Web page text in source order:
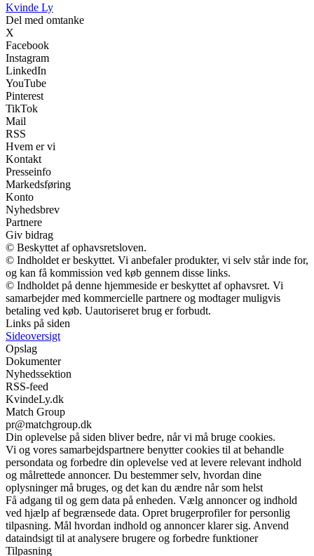
Kvinde Ly
Del med omtanke
X
Facebook
Instagram
LinkedIn
YouTube
Pinterest
TikTok
Mail
RSS
Hvem er vi
Kontakt
Presseinfo
Markedsføring
Konto
Nyhedsbrev
Partnere
Giv bidrag
© Beskyttet af ophavsretsloven.
© Indholdet er beskyttet. Vi anbefaler produkter, vi selv står inde for,
og kan få kommission ved køb gennem disse links.
© Indholdet på denne hjemmeside er beskyttet af ophavsret. Vi
samarbejder med kommercielle partnere og modtager muligvis
betaling ved køb. Uautoriseret brug er forbudt.
Links på siden
Sideoversigt
Opslag
Dokumenter
Nyhedssektion
RSS-feed
KvindeLy.dk
Match Group
pr@matchgroup.dk
Din oplevelse på siden bliver bedre, når vi må bruge cookies.
Vi og vores samarbejdspartnere benytter cookies til at behandle
persondata og forbedre din oplevelse ved at levere relevant indhold
og målrettede annoncer. Du bestemmer selv, hvordan dine
oplysninger må bruges, og det kan du ændre når som helst
Få adgang til og gem data på enheden. Vælg annoncer og indhold
ved hjælp af begrænsede data. Opret brugerprofiler for personlig
tilpasning. Mål hvordan indhold og annoncer klarer sig. Anvend
dataindsigt til at analysere brugere og forbedre funktioner
Tilpasning